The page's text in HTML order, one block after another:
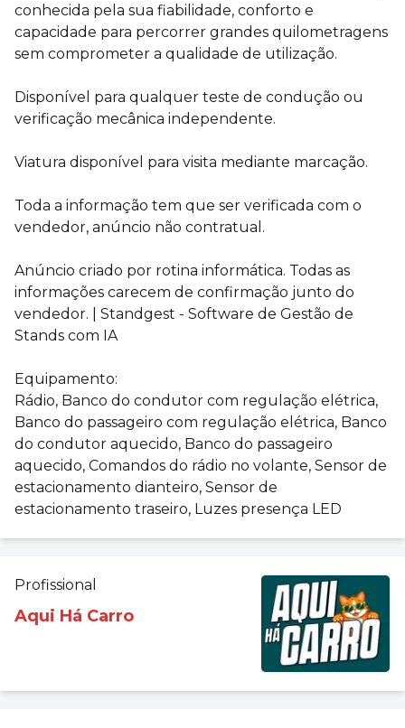
conhecida pela sua fiabilidade, conforto e
capacidade para percorrer grandes quilometragens
sem comprometer a qualidade de utilização.
Disponível para qualquer teste de condução ou
verificação mecânica independente.
Viatura disponível para visita mediante marcação.
Toda a informação tem que ser verificada com o
vendedor, anúncio não contratual.
Anúncio criado por rotina informática. Todas as
informações carecem de confirmação junto do
vendedor. | Standgest - Software de Gestão de
Stands com IA
Equipamento:
Rádio, Banco do condutor com regulação elétrica,
Banco do passageiro com regulação elétrica, Banco
do condutor aquecido, Banco do passageiro
aquecido, Comandos do rádio no volante, Sensor de
estacionamento dianteiro, Sensor de
estacionamento traseiro, Luzes presença LED
Profissional
Aqui Há Carro